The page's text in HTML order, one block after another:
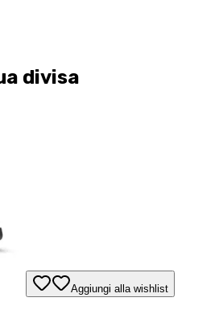
divisa
Aggiungi alla wishlist